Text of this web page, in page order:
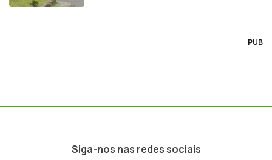
PUB
Siga-nos nas redes sociais